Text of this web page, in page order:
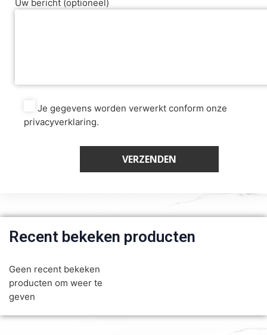
Uw bericht (optioneel)
Je gegevens worden verwerkt conform onze
privacyverklaring.
Recent bekeken producten
Geen recent bekeken
producten om weer te
geven